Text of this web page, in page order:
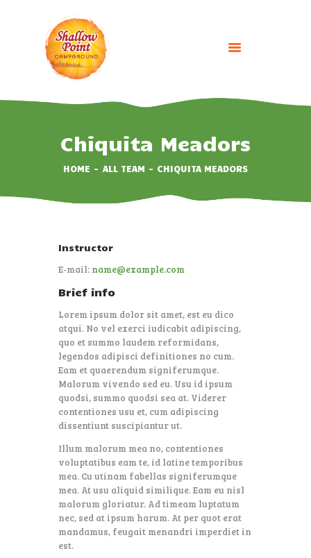
Chiquita Meadors
HOME ALL TEAM CHIQUITA MEADORS
ABOUT
CAMPING OPTIONS
BOOK NOW
Instructor
E-mail: name@example.com
Brief info
Lorem ipsum dolor sit amet, est eu dico
atqui. No vel exerci iudicabit adipiscing,
quo et summo laudem reformidans,
legendos adipisci definitiones no cum.
Eam et quaerendum signiferumque.
Malorum vivendo sed eu. Usu id ipsum
quodsi, summo quodsi sea at. Viderer
contentiones usu et, cum adipiscing
dissentiunt suscipiantur ut.
Illum malorum mea no, contentiones
voluptatibus eam te, id latine temporibus
mea. Cu utinam fabellas signiferumque
mea. At usu aliquid similique. Eam eu nisl
malorum gloriatur. Ad timeam luptatum
nec, sed at ipsum harum. At per quot erat
mandamus, feugait menandri imperdiet in
est.